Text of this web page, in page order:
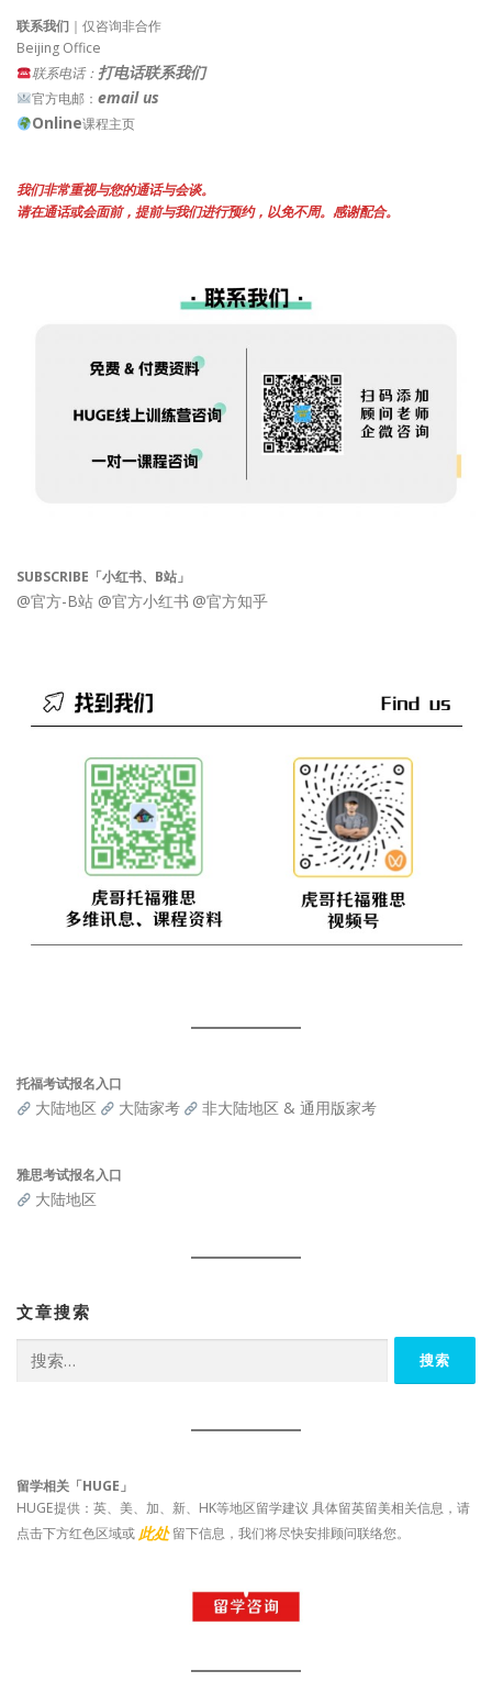
联系我们 ｜仅咨询非合作
Beijing Office
联系电话： 打电话联系我们
官方电邮： email us
Online课程主页
我们非常重视与您的通话与会谈。
请在通话或会面前，提前与我们进行预约，以免不周。感谢配合。
SUBSCRIBE「小红书、B站」
@官方-B站 @官方小红书 @官方知乎
托福考试报名入口
大陆地区 大陆家考 非大陆地区 & 通用版家考
雅思考试报名入口
大陆地区
文章搜索
索：
留学相关「HUGE」
HUGE提供：英、美、加、新、HK等地区留学建议 具体留英留美相关信息，请
点击下方红色区域或 此处 留下信息，我们将尽快安排顾问联络您。